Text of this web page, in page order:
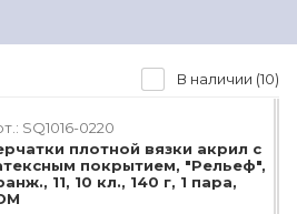
В наличии (10)
SQ1016-0220
плотной вязки акрил с
покрытием, "Рельеф",
11, 10 кл., 140 г, 1 пара,